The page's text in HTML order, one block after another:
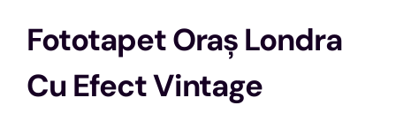
Fototapet Oraș Londra
Cu Efect Vintage